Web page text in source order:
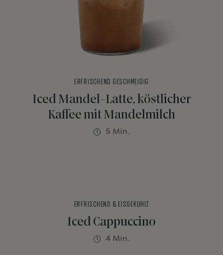
Iced Mandel-Latte, köstlicher
Kaffee mit Mandelmilch
ERFRISCHEND GESCHMEIDIG
5 Min.